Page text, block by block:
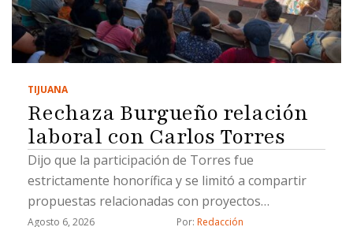
TIJUANA
Rechaza Burgueño relación
laboral con Carlos Torres
Dijo que la participación de Torres fue
estrictamente honorífica y se limitó a compartir
propuestas relacionadas con proyectos
estratégicos
Agosto 6, 2026 Por: Redacción